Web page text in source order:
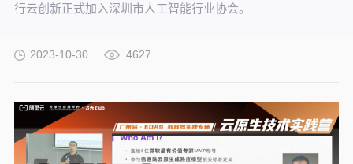
行云创新正式加入深圳市人工智能行业协会。
2023-10-30 4627